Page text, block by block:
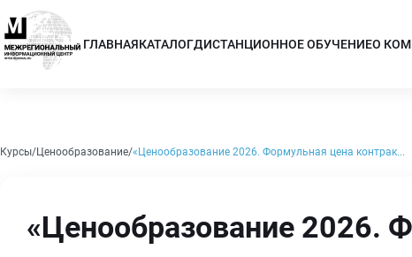
ГЛАВНАЯКАТАЛОГДИСТАНЦИОННОЕ ОБУЧЕНИЕО
Курсы Ценообразование «Ценообразование 2026. Формульная цена контрак...
«Ценообразование 2026.